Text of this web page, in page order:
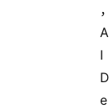
，
A
I
D
e